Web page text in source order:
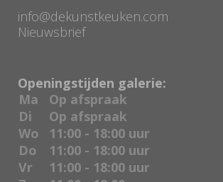
info@dekunstkeuken.com
Nieuwsbrief
Openingstijden galerie:
Ma
Op afspraak
Di
Op afspraak
Wo
11:00 - 18:00 uur
Do
11:00 - 18:00 uur
Vr
11:00 - 18:00 uur